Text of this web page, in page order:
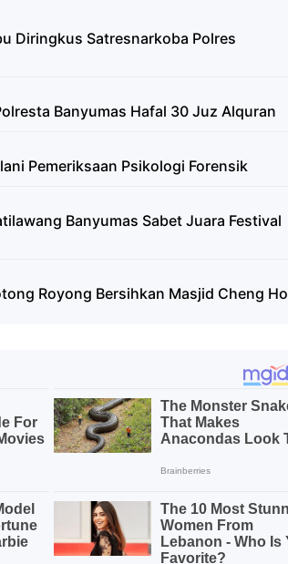
Diringkus Satresnarkoba Polres
Banyumas Hafal 30 Juz Alquran
Pemeriksaan Psikologi Forensik
Banyumas Sabet Juara Festival
Royong Bersihkan Masjid Cheng Ho